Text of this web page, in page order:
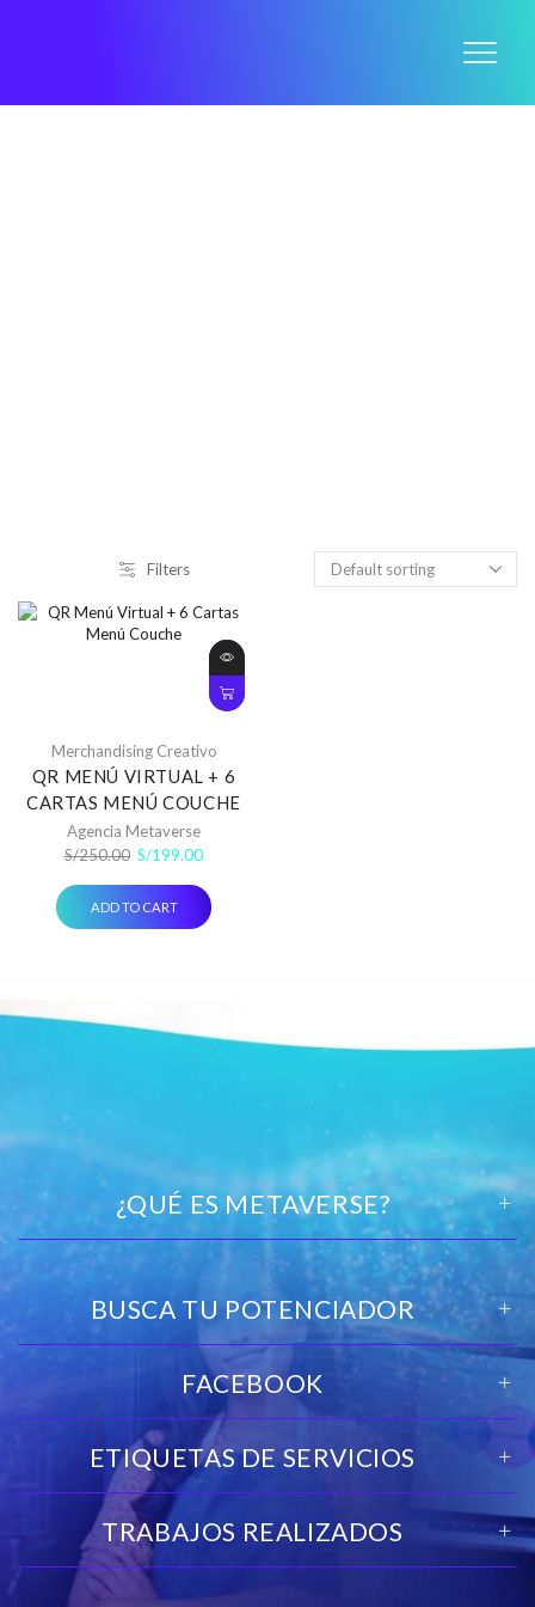
Filters
Merchandising Creativo
QR MENÚ VIRTUAL + 6
CARTAS MENÚ COUCHE
Agencia Metaverse
S/250.00 Original
was:
S/250.00.
S/199.00Current
is:
S/199.00.
ADD TO CART
¿QUÉ ES METAVERSE?
BUSCA TU POTENCIADOR
FACEBOOK
ETIQUETAS DE SERVICIOS
TRABAJOS REALIZADOS